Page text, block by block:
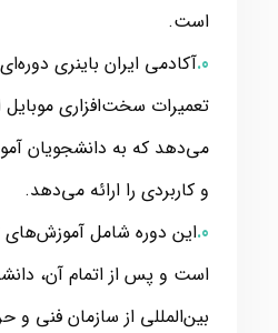
است.
آکادمی ایران باینری
تعمیرات سخت‌افزاری موبایل
می‌دهد که به دانشجویان
و کاربردی را ارائه می‌دهد.
این دوره شامل آموزش‌های
است و پس از اتمام آن،
بین‌المللی از سازمان فنی و